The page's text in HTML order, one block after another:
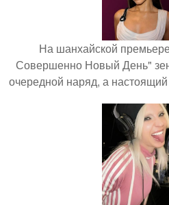
На шанхайской
Совершенно Новый День"
очередной наряд, а